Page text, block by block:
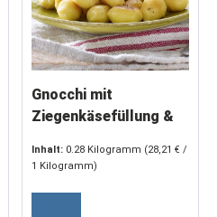
Gnocchi mit
Ziegenkäsefüllung &
140 g)
Inhalt: 0.28 Kilogramm (28,21 € /
1 Kilogramm)